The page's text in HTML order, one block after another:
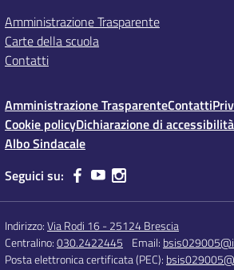
Amministrazione Trasparente
Carte della scuola
Contatti
Amministrazione TrasparenteContatti
Cookie policyDichiarazione di accessibilità
Albo Sindacale
Seguici su:
Indirizzo:Via Rodi 16 - 25124 Brescia
Centralino:030.2422445 Email:
Posta elettronica certificata (PEC):